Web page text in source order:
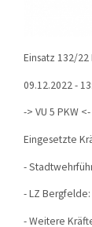
Einsatz 132/
09.12.2022 -
-> VU 5 PKW <-
Eingesetzte
-
- LZ Bergfelde:
- Weitere